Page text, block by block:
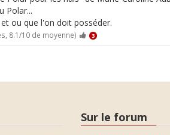
Polar...
ou que l'on doit posséder.
8.1/10 de moyenne) 3
Sur le forum